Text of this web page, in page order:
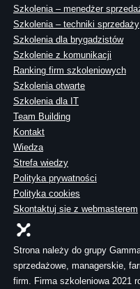
Szkolenia – menedżer
Szkolenia – techniki sprzedaży
Szkolenia dla brygadzistów
Szkolenie z komunikacji
Ranking firm szkoleniowych
Szkolenia otwarte
Szkolenia dla IT
Team Building
Kontakt
Wiedza
Strefa wiedzy
Polityka prywatności
Polityka cookies
Skontaktuj sie z webmasterem
Strona należy do grupy
sprzedażowe, managerskie,
firm. Firma szkoleniowa 2021